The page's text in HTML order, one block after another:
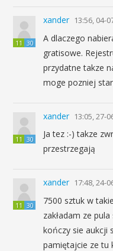
11 30
xander 13:56, 04-
A dlaczego
gratisowe.
przydatne takze
moge pozniej
11 30
xander 13:05, 27-
Ja tez :-) takze
przestrzegają
11 30
xander 17:48, 24-
7500 sztuk w
zakładam ze
kończy sie aukcji
pamiętajcie ze tu